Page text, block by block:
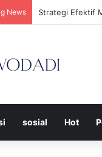
News Strategi Efektif
sosial Hot